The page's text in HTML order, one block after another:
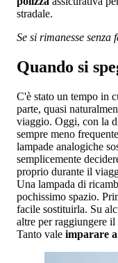
stradale.
Se si rimanesse
Quando si
C'è stato un tempo in
parte, quasi
viaggio. Oggi, con la
sempre meno
lampade analogiche
semplicemente
proprio durante il
Una lampada di
pochissimo spazio.
facile sostituirla. Su
altre per raggiungere il
Tanto vale imparare